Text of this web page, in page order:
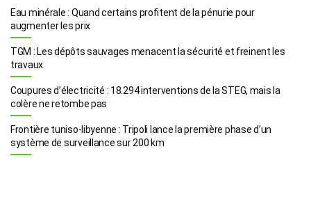
Eau minérale : Quand certains profitent de la pénurie pour
augmenter les prix
TGM : Les dépôts sauvages menacent la sécurité et freinent les
travaux
Coupures d’électricité : 18.294 interventions de la STEG, mais la
colère ne retombe pas
Frontière tuniso-libyenne : Tripoli lance la première phase d’un
système de surveillance sur 200 km